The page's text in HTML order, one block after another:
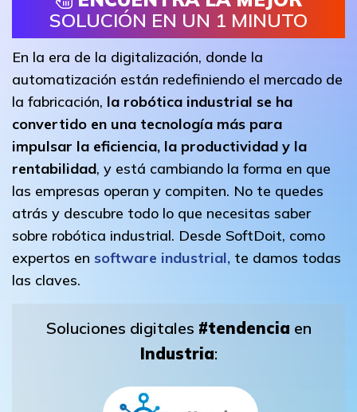
SOLUCIÓN EN UN 1 MINUTO
En la era de la digitalización, donde la
automatización están redefiniendo el mercado de
la fabricación, la robótica industrial se ha
convertido en una tecnología más para
impulsar la eficiencia, la productividad y la
rentabilidad, y está cambiando la forma en que
las empresas operan y compiten. No te quedes
atrás y descubre todo lo que necesitas saber
sobre robótica industrial. Desde SoftDoit, como
expertos en software industrial, te damos todas
las claves.
Soluciones digitales #tendenciaen
Industria: